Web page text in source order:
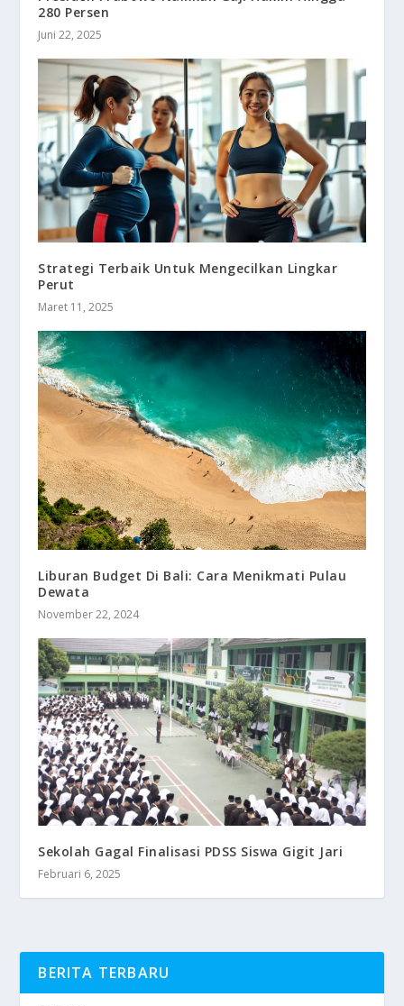
280 Persen
Juni 22, 2025
Strategi Terbaik Untuk Mengecilkan Lingkar
Perut
Maret 11, 2025
Liburan Budget Di Bali: Cara Menikmati Pulau
Dewata
November 22, 2024
Sekolah Gagal Finalisasi PDSS Siswa Gigit Jari
Februari 6, 2025
BERITA TERBARU